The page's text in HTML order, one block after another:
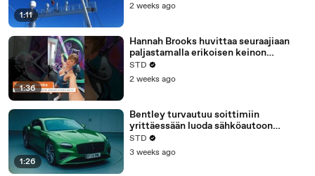
1:11
2 weeks ago
1:36
Hannah Brooks huvittaa seuraajiaan
paljastamalla erikoisen keinon
golflyöntien laskemiseen
STD
2 weeks ago
1:26
Bentley turvautuu soittimiin
yrittäessään luoda sähköautoon
polttomoottorien tunnetta
STD
3 weeks ago